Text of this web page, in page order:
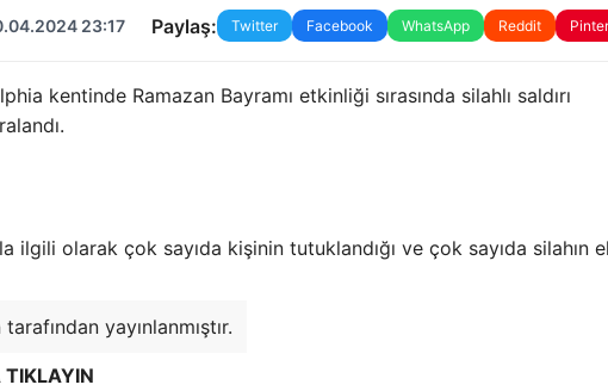
23:17 Paylaş: Twitter Facebook WhatsApp Reddit
kentinde Ramazan Bayramı etkinliği sırasında silahlı saldırı
ilgili olarak çok sayıda kişinin tutuklandığı ve çok sayıda silahın
yayınlanmıştır.
TIKLAYIN